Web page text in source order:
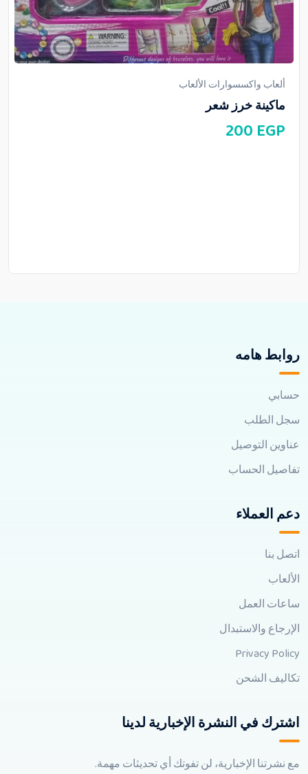
ألعاب واكسسوارات الألعاب
ماكينة خرز شعر
200 EGP
روابط هامه
حسابي
سجل الطلب
عناوين التوصيل
تفاصيل الحساب
دعم العملاء
اتصل بنا
الألعاب
ساعات العمل
الإرجاع والاستبدال
Privacy Policy
تكاليف الشحن
اشترك في النشرة الإخبارية لدينا
مع نشرتنا الإخبارية، لن تفوتك أي تحديثات مهمة.